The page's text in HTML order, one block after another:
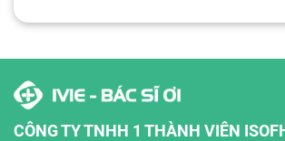
CÔNG TY TNHH 1 THÀNH VIÊN